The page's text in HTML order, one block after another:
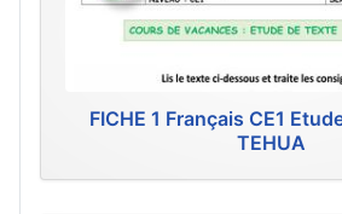
FICHE 1 Français CE1
TEHUA